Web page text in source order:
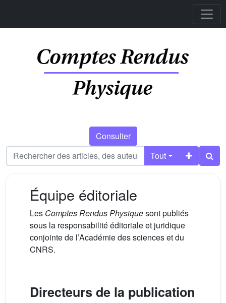
Consulter
Tout
Équipe éditoriale
Les Comptes Rendus Physiquesont publiés
sous la responsabilité éditoriale et juridique
conjointe de l’Académie des sciences et du
CNRS.
Directeurs de la publication